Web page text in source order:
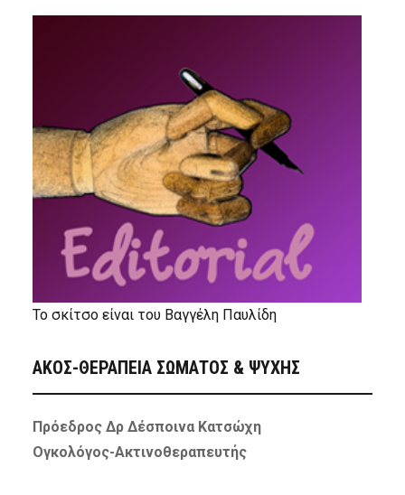
Το σκίτσο είναι του Βαγγέλη Παυλίδη
ΑΚΟΣ-ΘΕΡΑΠΕΙΑ ΣΩΜΑΤΟΣ & ΨΥΧΗΣ
Πρόεδρος Δρ Δέσποινα Κατσώχη
Ογκολόγος-Ακτινοθεραπευτής